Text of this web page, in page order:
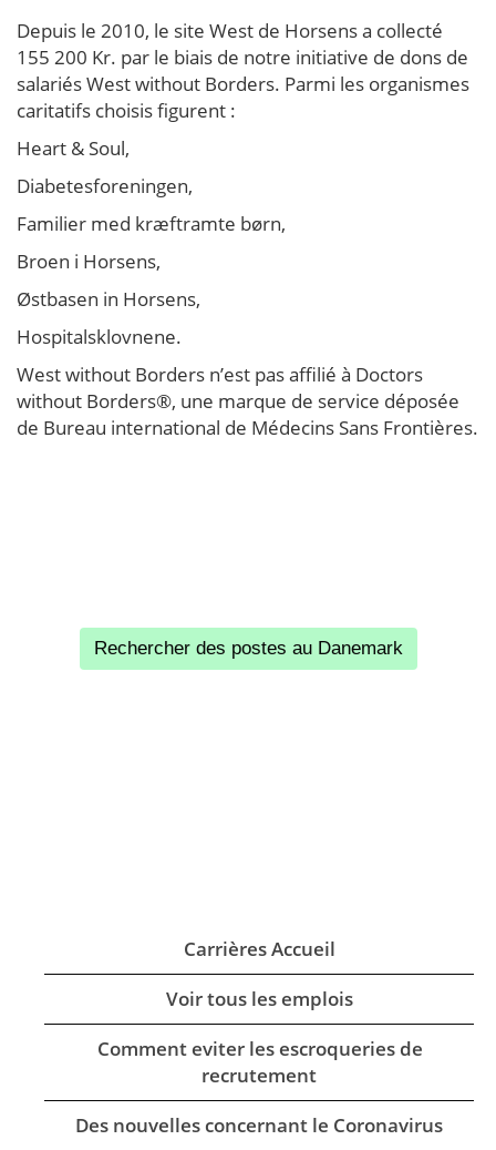
Depuis le 2010, le site West de Horsens a collecté
155 200 Kr. par le biais de notre initiative de dons de
salariés West without Borders. Parmi les organismes
caritatifs choisis figurent :
Heart & Soul,
Diabetesforeningen,
Familier med kræftramte børn,
Broen i Horsens,
Østbasen in Horsens,
Hospitalsklovnene.
West without Borders n’est pas affilié à Doctors
without Borders®, une marque de service déposée
de Bureau international de Médecins Sans Frontières.
Rechercher des postes au Danemark
Carrières Accueil
Voir tous les emplois
Comment eviter les escroqueries de
recrutement
Des nouvelles concernant le Coronavirus